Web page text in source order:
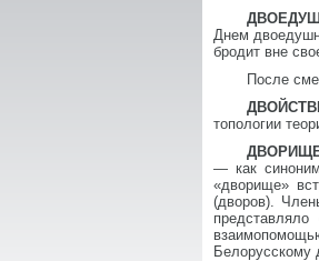
Днем
бродит вне
После
топологии
— как
«дворище»
(дворов).
Белорусскому